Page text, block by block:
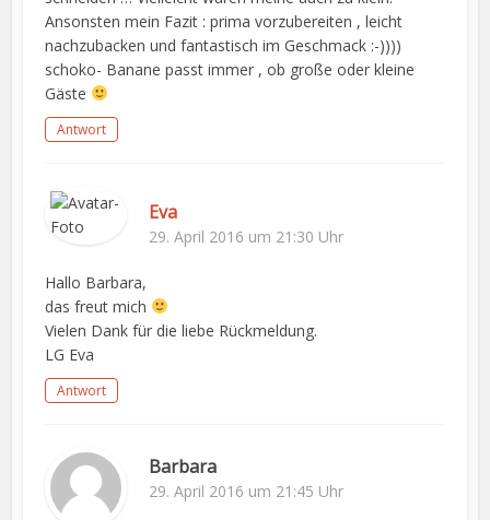
Ansonsten mein Fazit : prima vorzubereiten , leicht
nachzubacken und fantastisch im Geschmack :-))))
schoko- Banane passt immer , ob große oder kleine
Gäste
Antwort
Eva
29. April 2016 um 21:30 Uhr
Hallo Barbara,
das freut mich
Vielen Dank für die liebe Rückmeldung.
LG Eva
Antwort
Barbara
29. April 2016 um 21:45 Uhr